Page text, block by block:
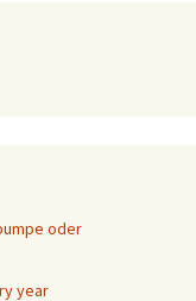
oder
year